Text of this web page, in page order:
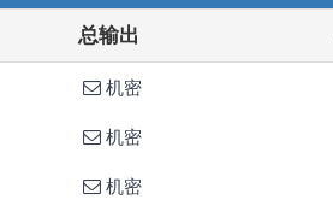
总输出
机密
机密
机密